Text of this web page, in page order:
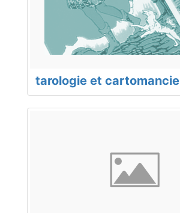
tarologie et cartomancie